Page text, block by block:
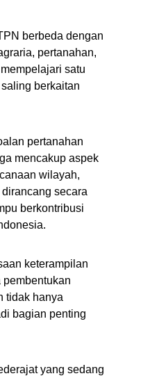
berbeda dengan
pertanahan,
satu
berkaitan
pertanahan
mencakup aspek
wilayah,
secara
berkontribusi
keterampilan
tidak hanya
bagian penting
yang sedang